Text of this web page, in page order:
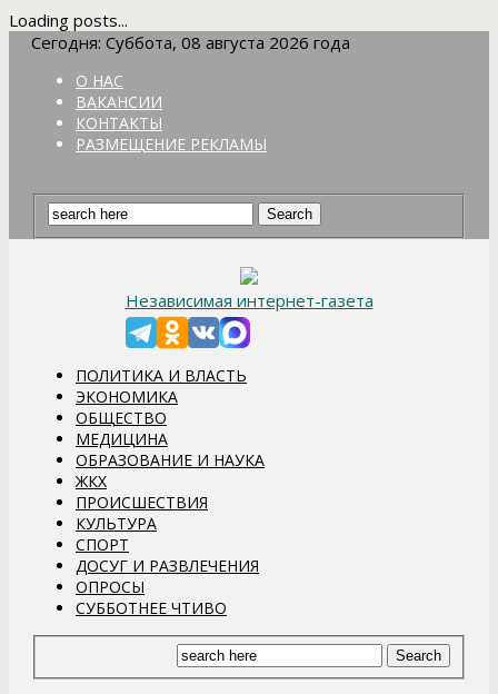
Loading posts...
Сегодня: Суббота, 08 августа 2026 года
О НАС
ВАКАНСИИ
КОНТАКТЫ
РАЗМЕЩЕНИЕ РЕКЛАМЫ
Независимая интернет-газета
ПОЛИТИКА И ВЛАСТЬ
ЭКОНОМИКА
ОБЩЕСТВО
МЕДИЦИНА
ОБРАЗОВАНИЕ И НАУКА
ЖКХ
ПРОИСШЕСТВИЯ
КУЛЬТУРА
СПОРТ
ДОСУГ И РАЗВЛЕЧЕНИЯ
ОПРОСЫ
СУББОТНЕЕ ЧТИВО